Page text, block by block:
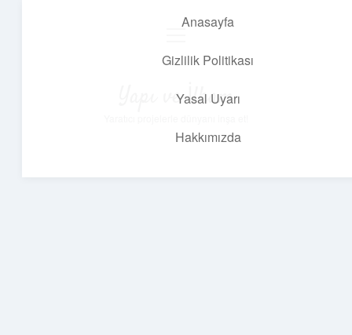
Anasayfa
Gizlilik Politikası
Yasal Uyarı
Hakkımızda
Yapı ve İlham